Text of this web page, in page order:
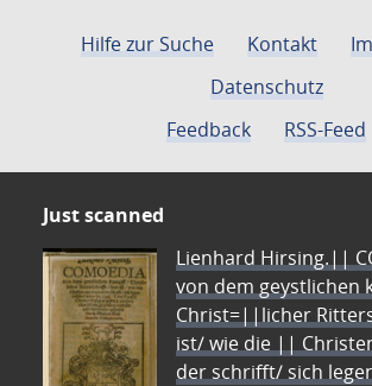
Hilfe zur Suche Kontakt
Datenschutz
Feedback
RSS-Feed
Just scanned
Lienhard Hirsing.||
von dem geystlichen
Christ=||licher
ist/ wie die ||
der schrifft/ sich